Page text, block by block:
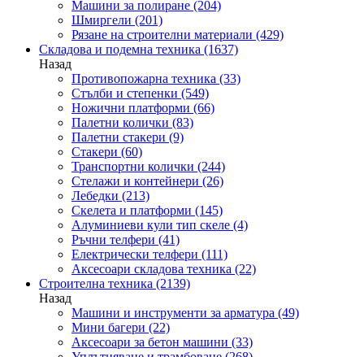
Машини за полиране (204)
Шмиргели (201)
Рязане на строителни материали (429)
Складова и подемна техника (1637)
Назад
Противопожарна техника (33)
Стълби и степенки (549)
Ножични платформи (66)
Палетни колички (83)
Палетни стакери (9)
Стакери (60)
Транспортни колички (244)
Стелажи и контейнери (26)
Лебедки (213)
Скелета и платформи (145)
Алуминиеви кули тип скеле (4)
Ръчни телфери (41)
Електрически телфери (111)
Аксесоари складова техника (22)
Строителна техника (2139)
Назад
Машини и инструменти за арматура (49)
Мини багери (22)
Аксесоари за бетон машини (33)